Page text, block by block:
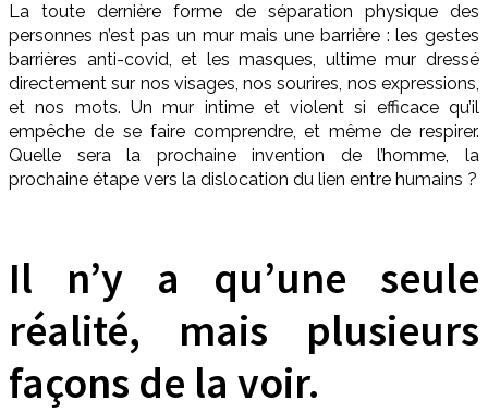
La toute dernière forme de séparation physique des
personnes n’est pas un mur mais une barrière : les gestes
barrières anti-covid, et les masques, ultime mur dressé
directement sur nos visages, nos sourires, nos expressions,
et nos mots. Un mur intime et violent si efficace qu’il
empêche de se faire comprendre, et même de respirer.
Quelle sera la prochaine invention de l’homme, la
prochaine étape vers la dislocation du lien entre humains ?
Il n’y a qu’une seule
réalité, mais plusieurs
façons de la voir.